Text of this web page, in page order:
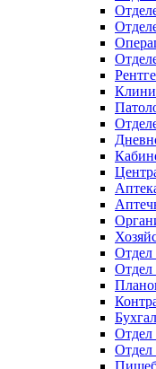
Отдел
Отдел
Отдел
Отдел